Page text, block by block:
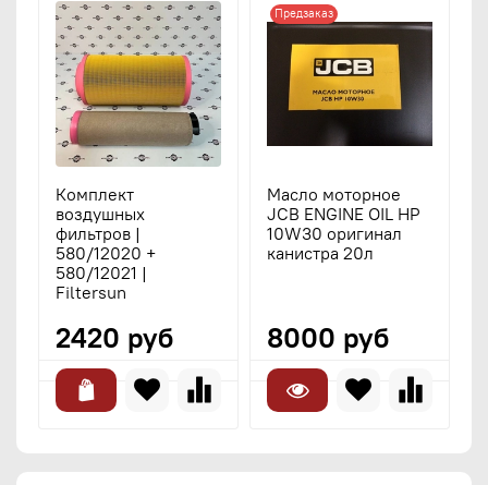
Комплект
воздушных
фильтров |
580/12020 +
580/12021 |
Filtersun
2420 руб
Предзаказ
Масло моторное
JCB ENGINE OIL HP
10W30 оригинал
канистра 20л
8000 руб